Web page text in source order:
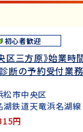
初心者歓迎
区三方原》始業
断の予約受付業務
松市中央区
湖鉄道天竜浜名湖
円